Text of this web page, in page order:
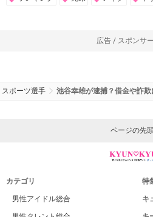
広告 / スポンサ
スポーツ選手 池谷幸雄が逮捕？借金や詐
ページの先
カテゴリ
男性アイドル総合
特
キ